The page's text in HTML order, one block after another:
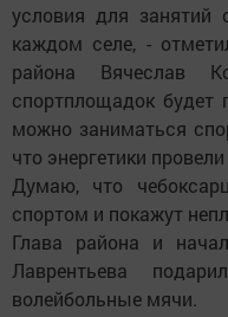
условия для
каждом селе, -
района Вячеслав
спортплощадок
можно заниматься
что энергетики
Думаю, что
спортом и покажут
Глава района и
Лаврентьева
волейбольные мячи.